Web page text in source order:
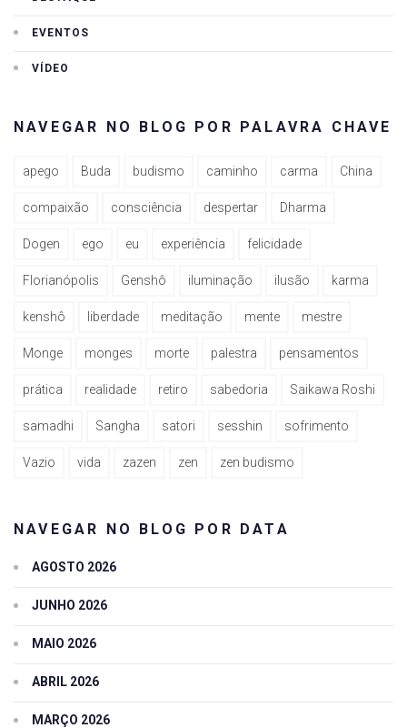
EVENTOS
VÍDEO
NAVEGAR NO BLOG POR PALAVRA CHAVE
apego Buda budismo caminho carma China
compaixão consciência despertar Dharma
Dogen ego eu experiência felicidade
Florianópolis Genshô iluminação ilusão karma
kenshô liberdade meditação mente mestre
Monge monges morte palestra pensamentos
prática realidade retiro sabedoria Saikawa Roshi
samadhi Sangha satori sesshin sofrimento
Vazio vida zazen zen zen budismo
NAVEGAR NO BLOG POR DATA
AGOSTO 2026
JUNHO 2026
MAIO 2026
ABRIL 2026
MARÇO 2026